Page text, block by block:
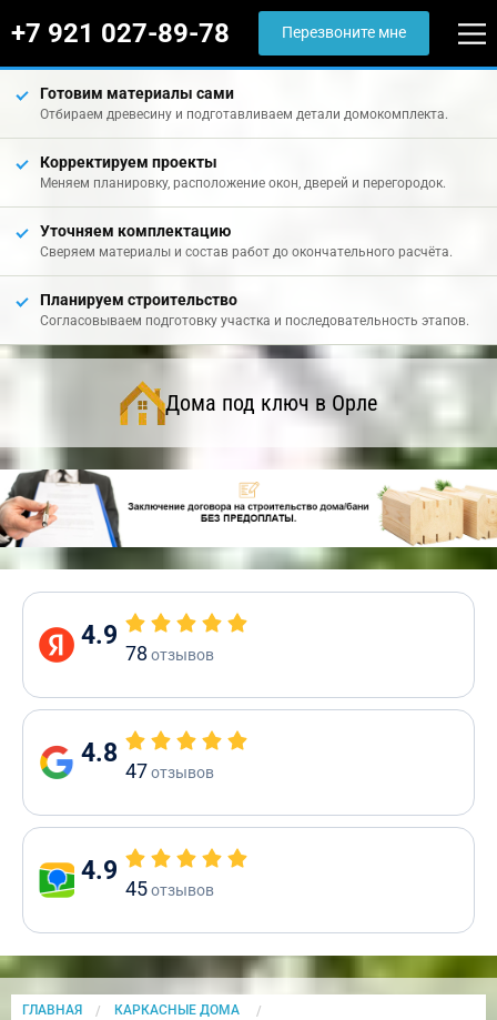
+7 921 027-89-78 Перезвоните мне
Готовим материалы сами
Отбираем древесину и подготавливаем детали домокомплекта.
Корректируем проекты
Меняем планировку, расположение окон, дверей и перегородок.
Уточняем комплектацию
Сверяем материалы и состав работ до окончательного расчёта.
Планируем строительство
Согласовываем подготовку участка и последовательность этапов.
Дома под ключ в Орле
4.9
78 отзывов
4.8
47отзывов
4.9
45отзывов
ГЛАВНАЯ
КАРКАСНЫЕ ДОМА